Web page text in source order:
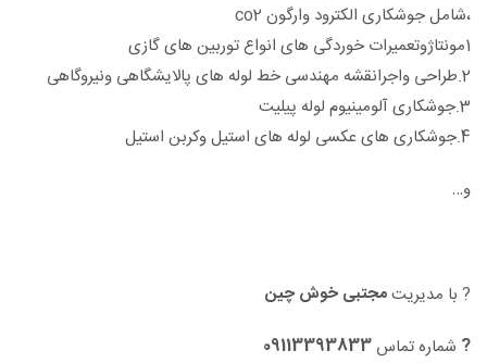
،شامل جوشکاری الکترود وارگون co2
1مونتاژوتعمیرات خوردگی های انواع توربین های گازی
2.طراحی واجرانقشه مهندسی خط لوله های پالایشگاهی ونیروگاهی
3.جوشکاری آلومینیوم لوله پیلیت
4.جوشکاری های عکسی لوله های استیل وکربن استیل
و…
? با مدیریتمجتبی خوش چین
? شماره تماس 09113393833